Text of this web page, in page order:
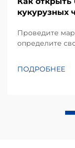
кукурузных
Проведите
определите
предпочтений
ПОДРОБНЕЕ